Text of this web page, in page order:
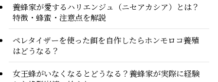
養蜂家が愛するハリエンジュ（ニセアカシア）とは？
特徴・蜂蜜・注意点を解説
ペレタイザーを使った餌を自作したらホンモロコ養殖
はどうなる？
女王蜂がいなくなるとどうなる？養蜂家が実際に経験